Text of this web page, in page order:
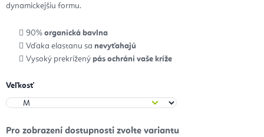
dynamickejšiu formu.
90% organická bavlna
Vďaka elastanu sa nevyťahajú
Vysoký prekrížený pás ochráni vaše kríže
Veľkosť